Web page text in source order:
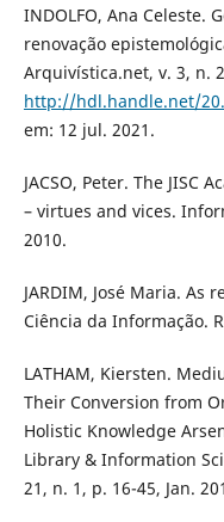
INDOLFO, Ana Celeste.
renovação
Arquivística.net, v. 3, n.
http://hdl.handle.net/
em: 12 jul. 2021.
JACSO, Peter. The JISC
– virtues and vices.
2010.
JARDIM, José Maria. As
Ciência da Informação.
LATHAM, Kiersten.
Their Conversion from
Holistic Knowledge
Library & Information
21, n. 1, p. 16-45, Jan.